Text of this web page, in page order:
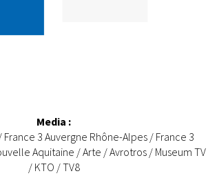
Media :
3 Auvergne Rhône-Alpes / France 3
Aquitaine / Arte / Avrotros / Museum TV
/ KTO / TV8